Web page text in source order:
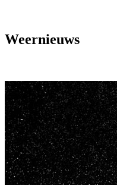
Weernieuws